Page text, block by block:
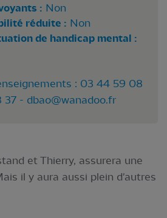
: Non
réduite : Non
de handicap mental :
: 03 44 59 08
37 - dbao@wanadoo.fr
et Thierry, assurera une
il y aura aussi plein d'autres